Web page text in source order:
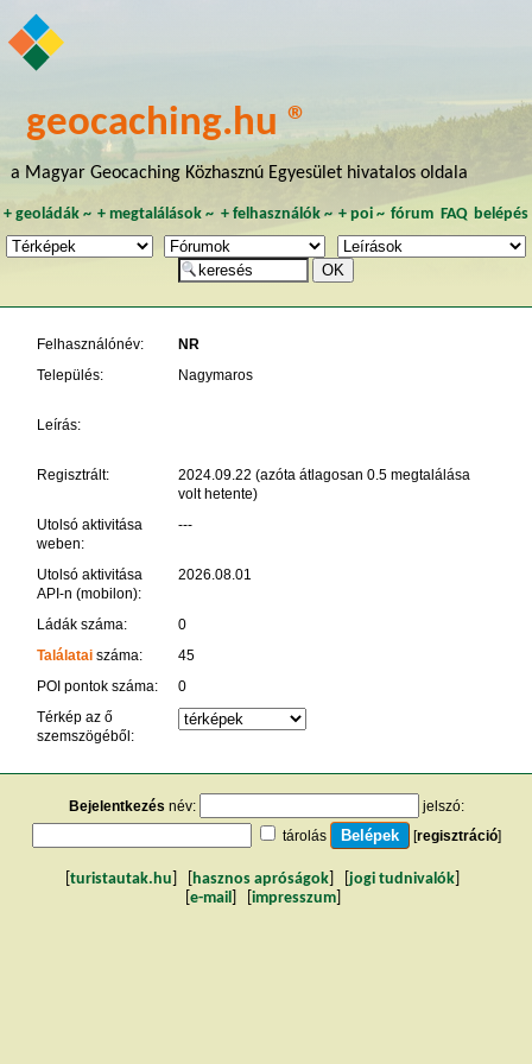
geocaching.hu ®
a Magyar Geocaching Közhasznú Egyesület hivatalos oldala
+ geoládák~ +megtalálások ~ + felhasználók~ + poi~ fórum FAQ belépés
Felhasználónév:
NR
Település:
Nagymaros
Leírás:
Regisztrált:
2024.09.22 (azóta átlagosan 0.5 megtalálása
volt hetente)
Utolsó aktivitása
weben:
---
Utolsó aktivitása
API-n (mobilon):
2026.08.01
Ládák száma:
0
Találataiszáma:
45
POI pontok száma:
0
Térkép az ő
szemszögéből:
Bejelentkezés név:
jelszó:
tárolás
[regisztráció]
turistautak.hu hasznos apróságok jogi tudnivalók
e-mail impresszum]